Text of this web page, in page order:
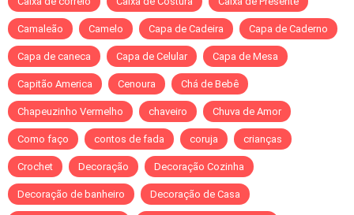
Camaleão Camelo Capa de Cadeira Capa de Caderno
Capa de caneca Capa de Celular Capa de Mesa
Capitão America Cenoura Chá de Bebê
Chapeuzinho Vermelho chaveiro Chuva de Amor
Como faço contos de fada coruja crianças
Crochet Decoração Decoração Cozinha
Decoração de banheiro Decoração de Casa